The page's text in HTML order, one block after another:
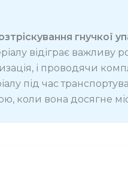
гнучкої
відіграє важливу
і проводячи
під час
коли вона досягне